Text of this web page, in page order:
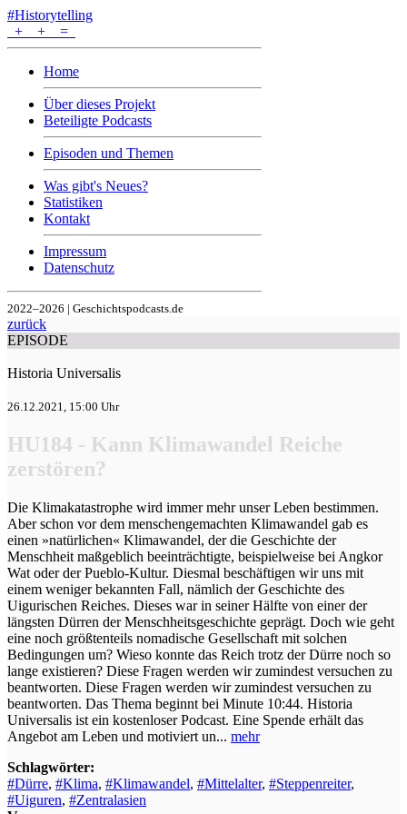
#Historytelling
+
+ =
Home
Über dieses Projekt
Beteiligte Podcasts
Episoden und Themen
Was gibt's Neues?
Statistiken
Kontakt
Impressum
Datenschutz
2022–2026 | Geschichtspodcasts.de
zurück
EPISODE
Historia Universalis
26.12.2021, 15:00 Uhr
HU184 - Kann Klimawandel Reiche
zerstören?
Die Klimakatastrophe wird immer mehr unser Leben bestimmen.
Aber schon vor dem menschengemachten Klimawandel gab es
einen »natürlichen« Klimawandel, der die Geschichte der
Menschheit maßgeblich beeinträchtigte, beispielweise bei Angkor
Wat oder der Pueblo-Kultur. Diesmal beschäftigen wir uns mit
einem weniger bekannten Fall, nämlich der Geschichte des
Uigurischen Reiches. Dieses war in seiner Hälfte von einer der
längsten Dürren der Menschheitsgeschichte geprägt. Doch wie geht
eine noch größtenteils nomadische Gesellschaft mit solchen
Bedingungen um? Wieso konnte das Reich trotz der Dürre noch so
lange existieren? Diese Fragen werden wir zumindest versuchen zu
beantworten. Diese Fragen werden wir zumindest versuchen zu
beantworten. Das Thema beginnt bei Minute 10:44. Historia
Universalis ist ein kostenloser Podcast. Eine Spende erhält das
Angebot am Leben und motiviert un... mehr
Schlagwörter:
#Dürre, #Klima, #Klimawandel, #Mittelalter, #Steppenreiter,
#Uiguren, #Zentralasien